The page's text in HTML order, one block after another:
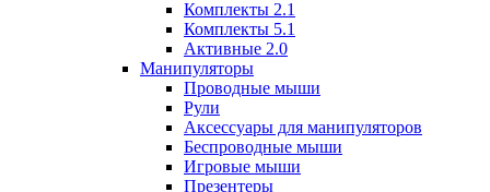
Комплекты 2.1
Комплекты 5.1
Активные 2.0
Манипуляторы
Проводные мыши
Рули
Аксессуары для манипуляторов
Беспроводные мыши
Игровые мыши
Презентеры